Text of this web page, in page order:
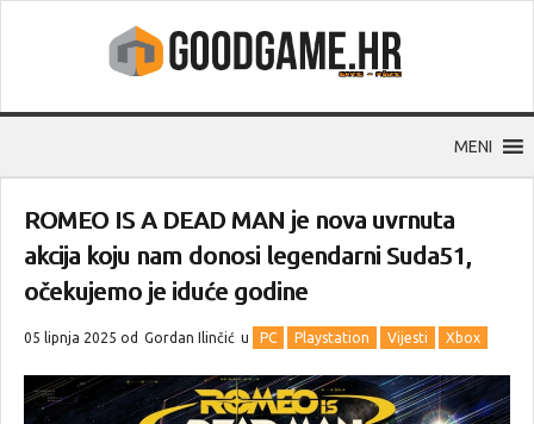
MENI
ROMEO IS A DEAD MAN je nova uvrnuta
akcija koju nam donosi legendarni Suda51,
očekujemo je iduće godine
05 lipnja 2025 od Gordan Ilinčić u PC Playstation Vijesti Xbox